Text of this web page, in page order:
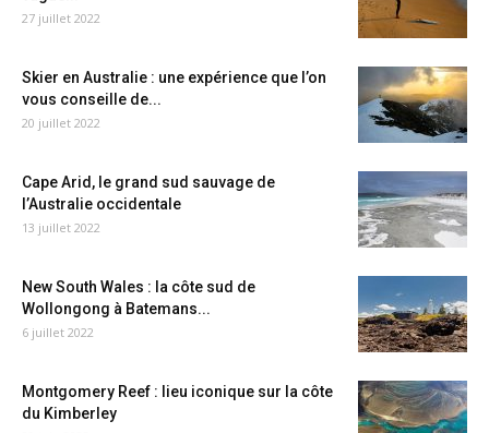
27 juillet 2022
Skier en Australie : une expérience que l’on
vous conseille de...
20 juillet 2022
Cape Arid, le grand sud sauvage de
l’Australie occidentale
13 juillet 2022
New South Wales : la côte sud de
Wollongong à Batemans...
6 juillet 2022
Montgomery Reef : lieu iconique sur la côte
du Kimberley